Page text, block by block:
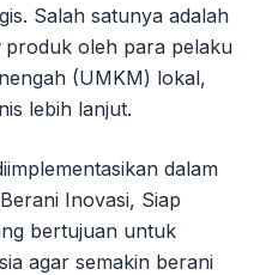
Salah satunya adalah
produk oleh para pelaku
(UMKM) lokal,
lebih lanjut.
dalam
Inovasi, Siap
bertujuan untuk
agar semakin berani